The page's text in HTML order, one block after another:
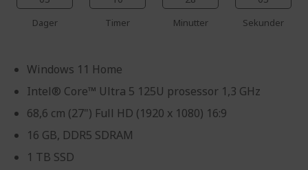
Dager Timer Minutter Sekunder
Windows 11 Home
Intel® Core™ Ultra 5 125U prosessor 1,3 GHz
68,6 cm (27") Full HD (1920 x 1080) 16:9
16 GB, DDR5 SDRAM
1 TB SSD